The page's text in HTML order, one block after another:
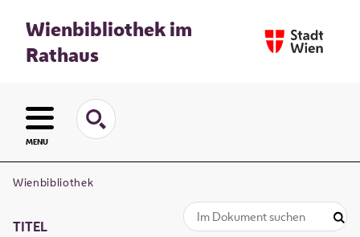
Wienbibliothek im
Rathaus
MENU
Wienbibliothek
TITEL